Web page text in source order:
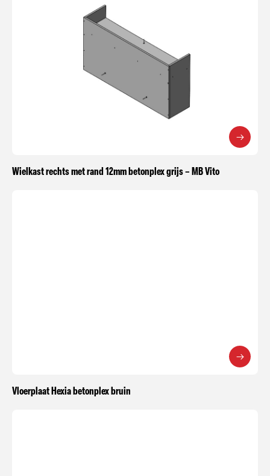
Wielkast rechts met rand 12mm betonplex grijs – MB Vito
Vloerplaat Hexia betonplex bruin